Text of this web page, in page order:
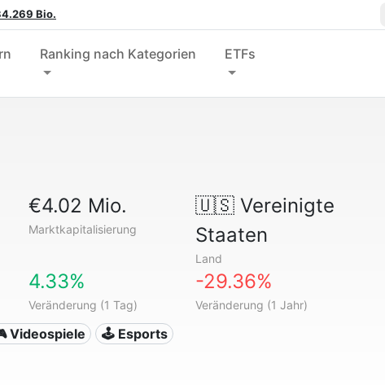
Bio.
Ranking nach Kategorien ETFs
€4.02 Mio.
Marktkapitalisierung
🇺🇸Vereinigte
Staaten
Land
4.33%
Veränderung (1 Tag)
-29.36%
Veränderung (1 Jahr)
Videospiele 🕹️ Esports